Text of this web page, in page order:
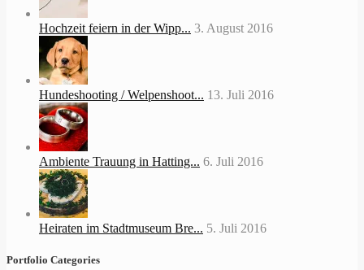
Hochzeit feiern in der Wipp... 3. August 2016
Hundeshooting / Welpenshoot... 13. Juli 2016
Ambiente Trauung in Hatting... 6. Juli 2016
Heiraten im Stadtmuseum Bre... 5. Juli 2016
Portfolio Categories